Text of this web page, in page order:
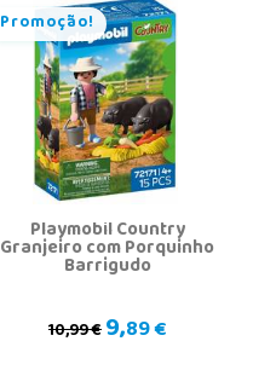
Promoção!
Playmobil Country
Granjeiro com Porquinho
Barrigudo
10,99 €9,89 €